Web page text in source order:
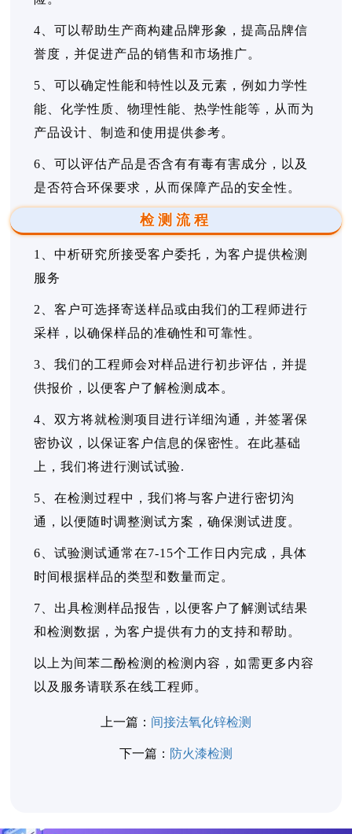
4、可以帮助生产商构建品牌形象，提高品牌信
誉度，并促进产品的销售和市场推广。
5、可以确定性能和特性以及元素，例如力学性
能、化学性质、物理性能、热学性能等，从而为
产品设计、制造和使用提供参考。
6、可以评估产品是否含有有毒有害成分，以及
是否符合环保要求，从而保障产品的安全性。
检测流程
1、中析研究所接受客户委托，为客户提供检测
服务
2、客户可选择寄送样品或由我们的工程师进行
采样，以确保样品的准确性和可靠性。
3、我们的工程师会对样品进行初步评估，并提
供报价，以便客户了解检测成本。
4、双方将就检测项目进行详细沟通，并签署保
密协议，以保证客户信息的保密性。在此基础
上，我们将进行测试试验.
5、在检测过程中，我们将与客户进行密切沟
通，以便随时调整测试方案，确保测试进度。
6、试验测试通常在7-15个工作日内完成，具体
时间根据样品的类型和数量而定。
7、出具检测样品报告，以便客户了解测试结果
和检测数据，为客户提供有力的支持和帮助。
以上为间苯二酚检测的检测内容，如需更多内容
以及服务请联系在线工程师。
上一篇： 间接法氧化锌检测
下一篇： 防火漆检测